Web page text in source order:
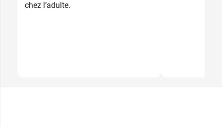
chez l’adulte.